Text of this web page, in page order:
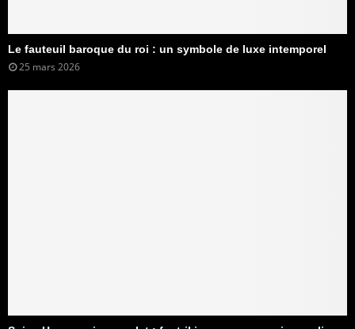
Le fauteuil baroque du roi : un symbole de luxe intemporel
25 mars 2026